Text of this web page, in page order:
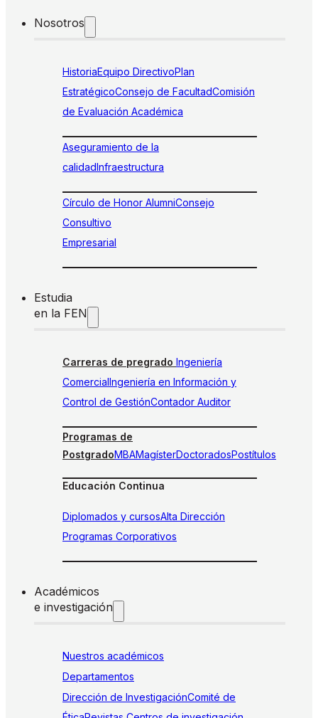
Nosotros
HistoriaEquipo DirectivoPlan
EstratégicoConsejo de FacultadComisión
de Evaluación Académica
Aseguramiento de la
calidadInfraestructura
Círculo de Honor AlumniConsejo
Consultivo
Empresarial
Estudia
en la FEN
Carreras de pregrado Ingeniería
ComercialIngeniería en Información y
Control de GestiónContador Auditor
Programas de
PostgradoMBAMagísterDoctoradosPostítulos
Educación Continua
Diplomados y cursosAlta Dirección
Programas Corporativos
Académicos
e investigación
Nuestros académicos
Departamentos
Dirección de InvestigaciónComité de